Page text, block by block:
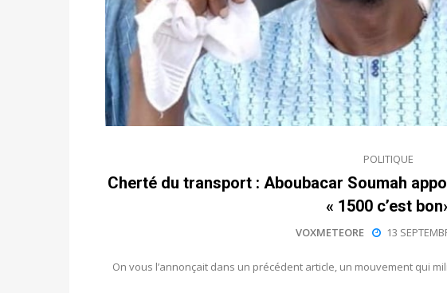
POLITIQUE
Cherté du transport : Aboubacar Soumah
« 1500 c’est
VOXMETEORE 13
On vous l’annonçait dans un précédent article, un mouvement qui